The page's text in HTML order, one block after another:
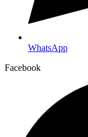
WhatsApp
Facebook